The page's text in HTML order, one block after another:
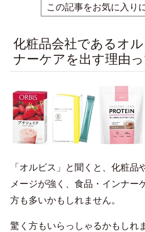
この記事をお気に入り
化粧品会社であるオ
ナーケアを出す理由っ
「オルビス」と聞くと、化粧品
メージが強く、食品・インナー
方も多いかもしれません。
驚く方もいらっしゃるかもしれ